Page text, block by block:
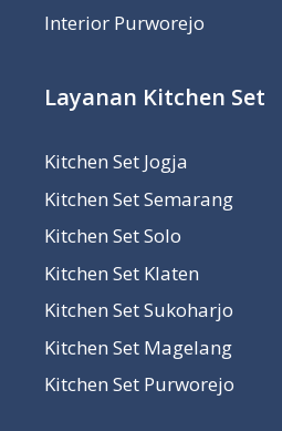
Interior Purworejo
Layanan Kitchen Set
Kitchen Set Jogja
Kitchen Set Semarang
Kitchen Set Solo
Kitchen Set Klaten
Kitchen Set Sukoharjo
Kitchen Set Magelang
Kitchen Set Purworejo